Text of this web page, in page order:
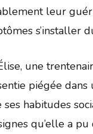
leur
s’installer
une
piégée
habitudes
qu’elle a